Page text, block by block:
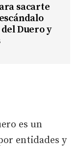
sacarte
Duero y
es un
entidades y